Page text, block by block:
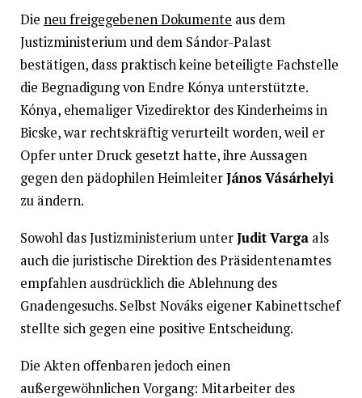
Die neu freigegebenen Dokumente aus dem
Justizministerium und dem Sándor-Palast
bestätigen, dass praktisch keine beteiligte Fachstelle
die Begnadigung von Endre Kónya unterstützte.
Kónya, ehemaliger Vizedirektor des Kinderheims in
Bicske, war rechtskräftig verurteilt worden, weil er
Opfer unter Druck gesetzt hatte, ihre Aussagen
gegen den pädophilen HeimleiterJános Vásárhelyi
zu ändern.
Sowohl das Justizministerium unterJudit Vargaals
auch die juristische Direktion des Präsidentenamtes
empfahlen ausdrücklich die Ablehnung des
Gnadengesuchs. Selbst Nováks eigener Kabinettschef
stellte sich gegen eine positive Entscheidung.
Die Akten offenbaren jedoch einen
außergewöhnlichen Vorgang: Mitarbeiter des